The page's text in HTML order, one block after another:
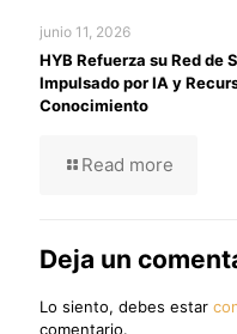
junio 11, 2026
HYB Refuerza su Red
Impulsado por IA y
Conocimiento
Read more
Deja un
Lo siento, debes estar
comentario.